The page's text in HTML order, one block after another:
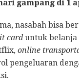
gampang di 1
nasabah bisa
carduntuk belanja
online
pengeluaran